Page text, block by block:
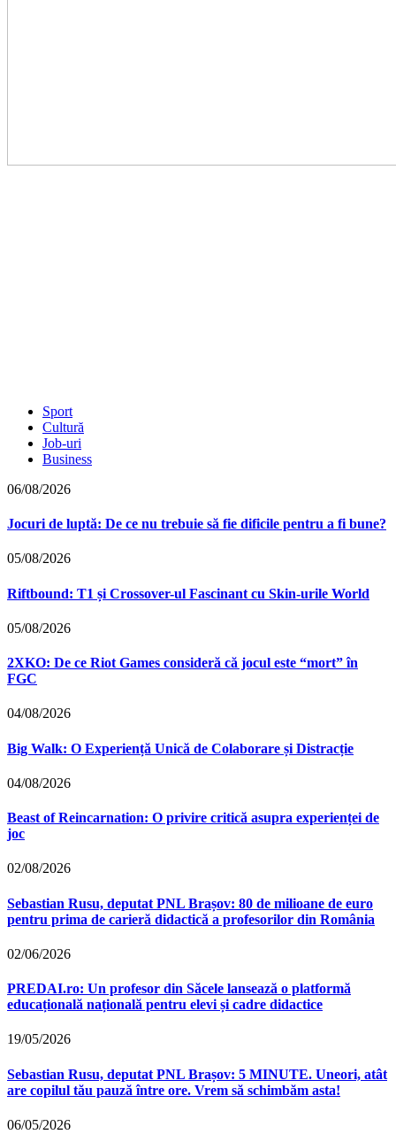
Sport
Cultură
Job-uri
Business
06/08/2026
Jocuri de luptă: De ce nu trebuie să fie dificile pentru a fi bune?
05/08/2026
Riftbound: T1 și Crossover-ul Fascinant cu Skin-urile World
05/08/2026
2XKO: De ce Riot Games consideră că jocul este “mort” în
FGC
04/08/2026
Big Walk: O Experiență Unică de Colaborare și Distracție
04/08/2026
Beast of Reincarnation: O privire critică asupra experienței de
joc
02/08/2026
Sebastian Rusu, deputat PNL Brașov: 80 de milioane de euro
pentru prima de carieră didactică a profesorilor din România
02/06/2026
PREDAI.ro: Un profesor din Săcele lansează o platformă
educațională națională pentru elevi și cadre didactice
19/05/2026
Sebastian Rusu, deputat PNL Brașov: 5 MINUTE. Uneori, atât
are copilul tău pauză între ore. Vrem să schimbăm asta!
06/05/2026